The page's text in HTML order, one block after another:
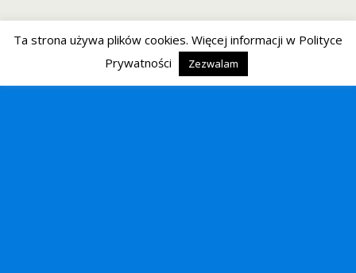
Ta strona używa plików cookies. Więcej informacji w Polityce
Prywatności
Zezwalam